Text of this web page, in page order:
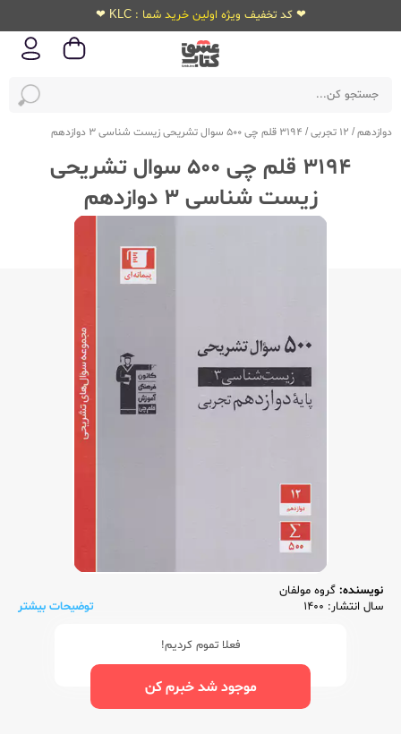
❤ کد تخفیف ویژه اولین خرید شما : KLC ❤
دوازدهم/ 12 تجربی / 3194 قلم چی 500 سوال تشریحی زیست شناسی 3 دوازدهم
3194 قلم چی 500 سوال تشریحی
زیست شناسی 3 دوازدهم
نویسنده: گروه مولفان
سال انتشار: 1400
توضیحات بیشتر
فعلا تموم کردیم!
موجود شد خبرم کن